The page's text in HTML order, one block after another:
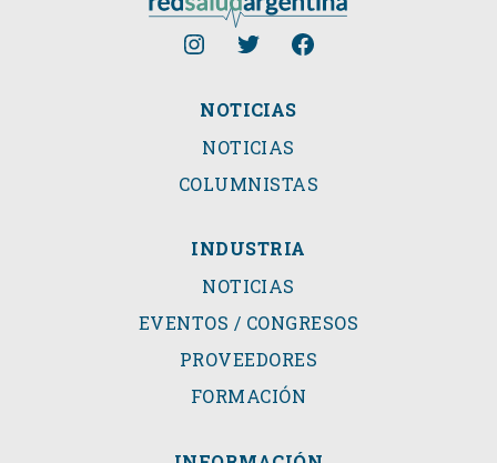
NOTICIAS
NOTICIAS
COLUMNISTAS
INDUSTRIA
NOTICIAS
EVENTOS / CONGRESOS
PROVEEDORES
FORMACIÓN